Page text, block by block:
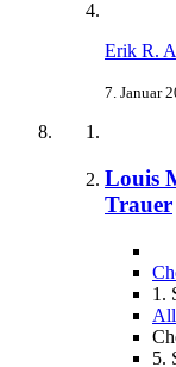
Erik R.
7. Januar
Louis
Trauer
1.
5.